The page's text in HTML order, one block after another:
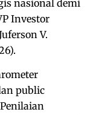
nasional demi
Investor
V.
public